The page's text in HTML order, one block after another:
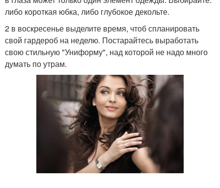
либо короткая юбка, либо глубокое декольте.
2 в воскресенье выделите время, чтоб спланировать
свой гардероб на неделю. Постарайтесь выработать
свою стильную "Униформу", над которой не надо много
думать по утрам.